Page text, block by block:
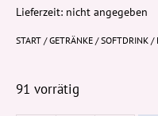
Lieferzeit: nicht angegeben
START /GETRÄNKE /SOFTDRINK /
91 vorrätig